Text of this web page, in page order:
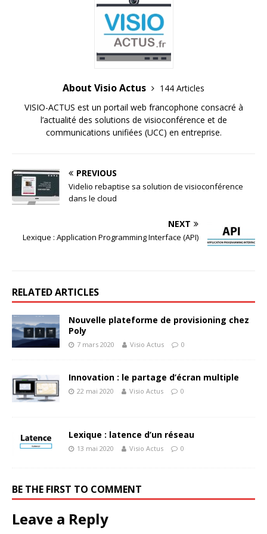
About Visio Actus
144 Articles
VISIO-ACTUS est un portail web francophone consacré à
l’actualité des solutions de visioconférence et de
communications unifiées (UCC) en entreprise.
PREVIOUS
Videlio rebaptise sa solution de visioconférence
dans le cloud
NEXT
Lexique : Application Programming Interface (API)
RELATED ARTICLES
Nouvelle plateforme de provisioning chez
Poly
7 mars 2020 Visio Actus 0
Innovation : le partage d’écran multiple
22 mai 2020 Visio Actus 0
Lexique : latence d’un réseau
13 mai 2020 Visio Actus 0
BE THE FIRST TO COMMENT
Leave a Reply